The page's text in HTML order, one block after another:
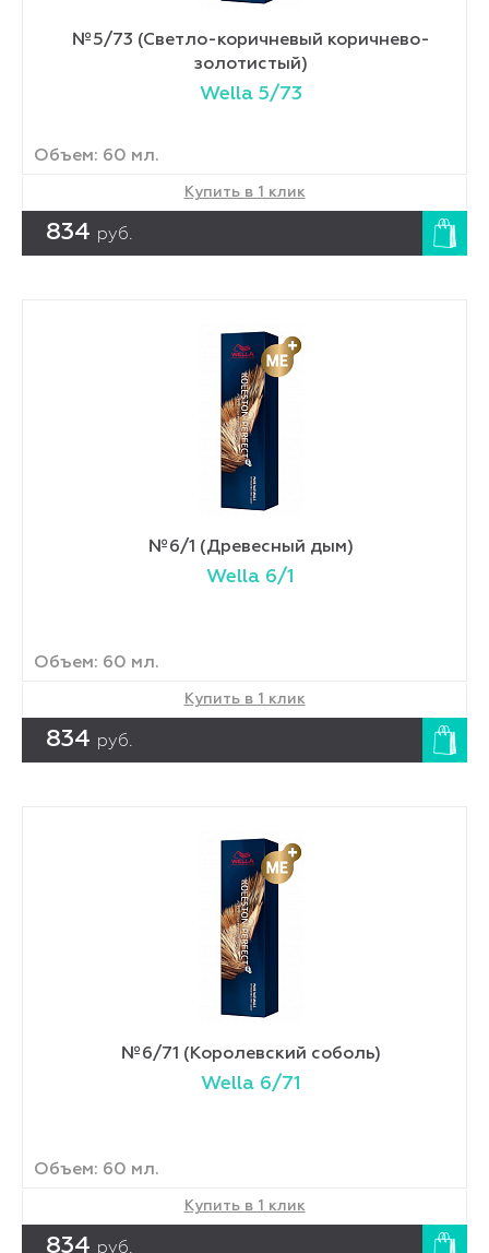
№5/73 (Светло-коричневый коричнево-
золотистый)
Wella 5/73
Объем: 60 мл.
Купить в 1 клик
834 руб.
№6/1 (Древесный дым)
Wella 6/1
Объем: 60 мл.
Купить в 1 клик
834 руб.
№6/71 (Королевский соболь)
Wella 6/71
Объем: 60 мл.
Купить в 1 клик
834 руб.